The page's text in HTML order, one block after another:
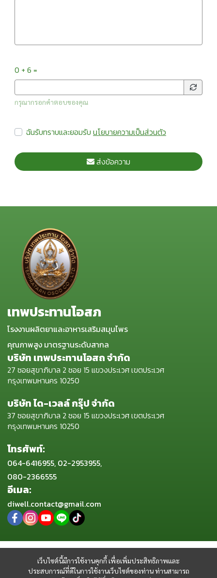
0 + 6 =
กรุณากรอกคำตอบของคุณ
ฉันรับทราบและยอมรับ นโยบายความเป็นส่วนตัว
ส่งข้อความ
เว็บไซต์นี้มีการใช้งานคุกกี้ เพื่อเพิ่มประสิทธิภาพและ
ประสบการณ์ที่ดีในการใช้งานเว็บไซต์ของท่าน ท่านสามารถ
เทพประทานโอสภ
โรงงานผลิตยาและอาหารเสริมสมุนไพร
คุณภาพสูง มาตรฐานระดับสากล
บริษัท เทพประทานโอสถ จำกัด
27 ซอยสุขาภิบาล 2 ซอย 15 แขวงประเวศ เขตประเวศ
กรุงเทพมหานคร 10250
บริษัท ได-เวลล์ กรุ๊ป จำกัด
37 ซอยสุขาภิบาล 2 ซอย 15 แขวงประเวศ เขตประเวศ
กรุงเทพมหานคร 10250
โทรศัพท์:
064-6416955, 02-2953955,
080-2366555
อีเมล:
diwell.contact@gmail.com